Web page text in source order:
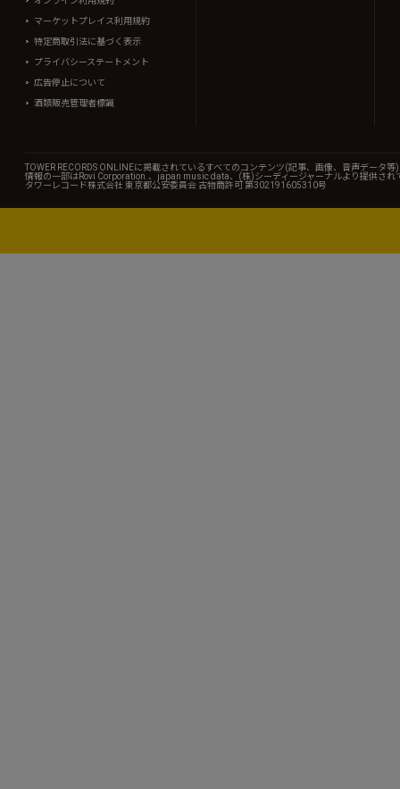
マーケットプレイス利用規約
特定商取引法に基づく表示
プライバシーステートメント
広告停止について
酒類販売管理者標識
TOWER RECORDS ONLINEに掲載されているすべてのコンテンツ(記事、画像、音声データ
情報の一部はRovi Corporation.、japan music data、(株)シーディージャーナルより提供され
タワーレコード株式会社 東京都公安委員会 古物商許可 第302191605310号